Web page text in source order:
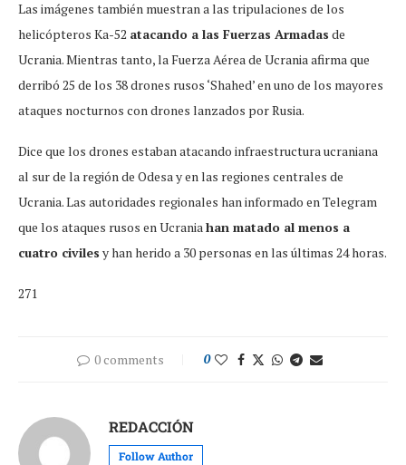
Las imágenes también muestran a las tripulaciones de los
helicópteros Ka-52 atacando a las Fuerzas Armadas de
Ucrania. Mientras tanto, la Fuerza Aérea de Ucrania afirma que
derribó 25 de los 38 drones rusos ‘Shahed’ en uno de los mayores
ataques nocturnos con drones lanzados por Rusia.
Dice que los drones estaban atacando infraestructura ucraniana
al sur de la región de Odesa y en las regiones centrales de
Ucrania. Las autoridades regionales han informado en Telegram
que los ataques rusos en Ucraniahan matado al menos a
cuatro civiles y han herido a 30 personas en las últimas 24 horas.
271
0 comments 0
REDACCIÓN
Follow Author